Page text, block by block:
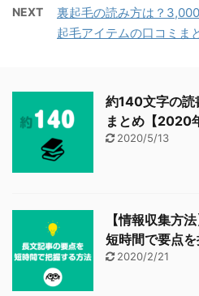
NEXT
裏起毛の読み方は？
起毛アイテムの口コミま
約140文字の読
まとめ【2020
2020/5/13
【情報収集方
短時間で要点
2020/2/21